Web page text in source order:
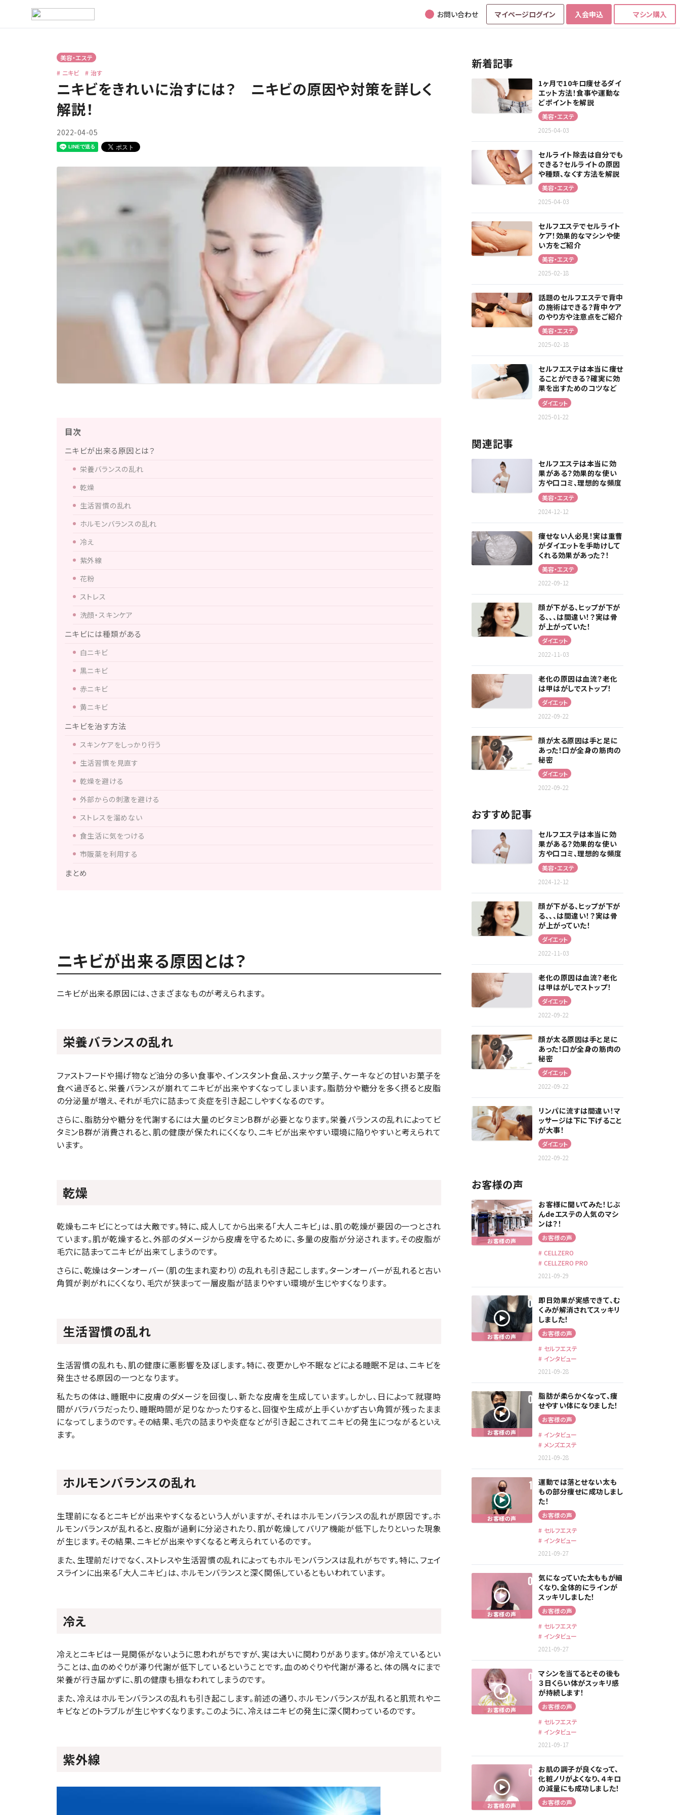
お問い合わせ マイページログイン 入会申込 マシン購入
美容・エステ
ニキビ
治す
ニキビをきれいに治すには？ ニキビの原因や対策を詳しく
解説！
2022-04-05
目次
ニキビが出来る原因とは？
栄養バランスの乱れ
乾燥
生活習慣の乱れ
ホルモンバランスの乱れ
冷え
紫外線
花粉
ストレス
洗顔・スキンケア
ニキビには種類がある
白ニキビ
黒ニキビ
赤ニキビ
黄ニキビ
ニキビを治す方法
スキンケアをしっかり行う
生活習慣を見直す
乾燥を避ける
外部からの刺激を避ける
ストレスを溜めない
食生活に気をつける
市販薬を利用する
まとめ
ニキビが出来る原因とは？
ニキビが出来る原因には、さまざまなものが考えられます。
栄養バランスの乱れ
ファストフードや揚げ物など油分の多い食事や、インスタント食品、スナック菓子、ケーキなどの甘いお菓子を
食べ過ぎると、栄養バランスが崩れてニキビが出来やすくなってしまいます。脂肪分や糖分を多く摂ると皮脂
の分泌量が増え、それが毛穴に詰まって炎症を引き起こしやすくなるのです。
さらに、脂肪分や糖分を代謝するには大量のビタミンB群が必要となります。栄養バランスの乱れによってビ
タミンB群が消費されると、肌の健康が保たれにくくなり、ニキビが出来やすい環境に陥りやすいと考えられて
います。
乾燥
乾燥もニキビにとっては大敵です。特に、成人してから出来る「大人ニキビ」は、肌の乾燥が要因の一つとされ
ています。肌が乾燥すると、外部のダメージから皮膚を守るために、多量の皮脂が分泌されます。その皮脂が
毛穴に詰まってニキビが出来てしまうのです。
さらに、乾燥はターンオーバー（肌の生まれ変わり）の乱れも引き起こします。ターンオーバーが乱れると古い
角質が剥がれにくくなり、毛穴が狭まって一層皮脂が詰まりやすい環境が生じやすくなります。
生活習慣の乱れ
生活習慣の乱れも、肌の健康に悪影響を及ぼします。特に、夜更かしや不眠などによる睡眠不足は、ニキビを
発生させる原因の一つとなります。
私たちの体は、睡眠中に皮膚のダメージを回復し、新たな皮膚を生成しています。しかし、日によって就寝時
間がバラバラだったり、睡眠時間が足りなかったりすると、回復や生成が上手くいかず古い角質が残ったまま
になってしまうのです。その結果、毛穴の詰まりや炎症などが引き起こされてニキビの発生につながるといえ
ます。
ホルモンバランスの乱れ
生理前になるとニキビが出来やすくなるという人がいますが、それはホルモンバランスの乱れが原因です。ホ
ルモンバランスが乱れると、皮脂が過剰に分泌されたり、肌が乾燥してバリア機能が低下したりといった現象
が生じます。その結果、ニキビが出来やすくなると考えられているのです。
また、生理前だけでなく、ストレスや生活習慣の乱れによってもホルモンバランスは乱れがちです。特に、フェイ
スラインに出来る「大人ニキビ」は、ホルモンバランスと深く関係しているともいわれています。
冷え
冷えとニキビは一見関係がないように思われがちですが、実は大いに関わりがあります。体が冷えているとい
うことは、血のめぐりが滞り代謝が低下しているということです。血のめぐりや代謝が滞ると、体の隅々にまで
栄養が行き届かずに、肌の健康も損なわれてしまうのです。
また、冷えはホルモンバランスの乱れも引き起こします。前述の通り、ホルモンバランスが乱れると肌荒れやニ
キビなどのトラブルが生じやすくなります。このように、冷えはニキビの発生に深く関わっているのです。
紫外線
新着記事
1ヶ月で10キロ痩せるダイ
エット方法！食事や運動な
どポイントを解説
美容・エステ
2025-04-03
セルライト除去は自分でも
できる？セルライトの原因
や種類、なくす方法を解説
美容・エステ
2025-04-03
セルフエステでセルライト
ケア！効果的なマシンや使
い方をご紹介
美容・エステ
2025-02-18
話題のセルフエステで背中
の施術はできる？背中ケア
のやり方や注意点をご紹介
美容・エステ
2025-02-18
セルフエステは本当に痩せ
ることができる？確実に効
果を出すためのコツなど
を解説！
ダイエット
2025-01-22
関連記事
セルフエステは本当に効
果がある？効果的な使い
方や口コミ、理想的な頻度
を解説！
美容・エステ
2024-12-12
痩せない人必見！実は重曹
がダイエットを手助けして
くれる効果があった？！
美容・エステ
2022-09-12
顔が下がる、ヒップが下が
る、、、は間違い！？実は骨
が上がっていた！
ダイエット
2022-11-03
老化の原因は血流？老化
は甲はがしでストップ！
ダイエット
2022-09-22
顔が太る原因は手と足に
あった！口が全身の筋肉の
秘密
ダイエット
2022-09-22
おすすめ記事
セルフエステは本当に効
果がある？効果的な使い
方や口コミ、理想的な頻度
を解説！
美容・エステ
2024-12-12
顔が下がる、ヒップが下が
る、、、は間違い！？実は骨
が上がっていた！
ダイエット
2022-11-03
老化の原因は血流？老化
は甲はがしでストップ！
ダイエット
2022-09-22
顔が太る原因は手と足に
あった！口が全身の筋肉の
秘密
ダイエット
2022-09-22
リンパに流すは間違い！マ
ッサージは下に下げること
が大事！
ダイエット
2022-09-22
お客様の声
お客様に聞いてみた！じぶ
んdeエステの人気のマシ
ンは？！
お客様の声
CELLZERO
CELLZERO PRO
2021-09-29
即日効果が実感できて、む
くみが解消されてスッキリ
しました！
お客様の声
セルフエステ
インタビュー
2021-09-28
脂肪が柔らかくなって、痩
せやすい体になりました！
お客様の声
インタビュー
メンズエステ
2021-09-28
運動では落とせない太も
もの部分痩せに成功しまし
た！
お客様の声
セルフエステ
インタビュー
2021-09-27
気になっていた太ももが細
くなり、全体的にラインが
スッキリしました！
お客様の声
セルフエステ
インタビュー
2021-09-27
マシンを当てるとその後も
３日くらい体がスッキリ感
が持続します！
お客様の声
セルフエステ
インタビュー
2021-09-17
お肌の調子が良くなって、
化粧ノリがよくなり、４キロ
の減量にも成功しました！
お客様の声